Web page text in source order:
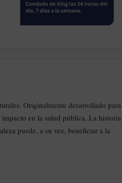
Originalmente desarrollado para
en la salud pública. La historia
puede, a su vez, beneficiar a la